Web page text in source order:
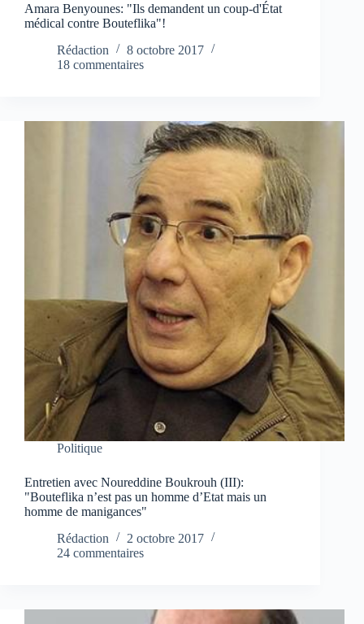
Amara Benyounes: "Ils demandent un coup-d'État
médical contre Bouteflika"!
Rédaction
8 octobre 2017
18 commentaires
Politique
Entretien avec Noureddine Boukrouh (III):
"Bouteflika n’est pas un homme d’Etat mais un
homme de manigances"
Rédaction
2 octobre 2017
24 commentaires